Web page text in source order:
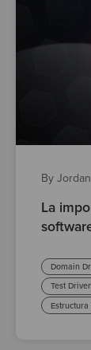
By
La
Domain
Test